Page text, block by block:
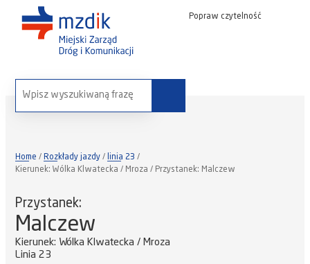
Popraw czytelność
wyszukaj na stronie:
Home Rozkłady jazdy
linia 23
Kierunek: Wólka Klwatecka / Mroza / Przystanek: Malczew
Przystanek:
Malczew
Kierunek: Wólka Klwatecka / Mroza
Linia 23